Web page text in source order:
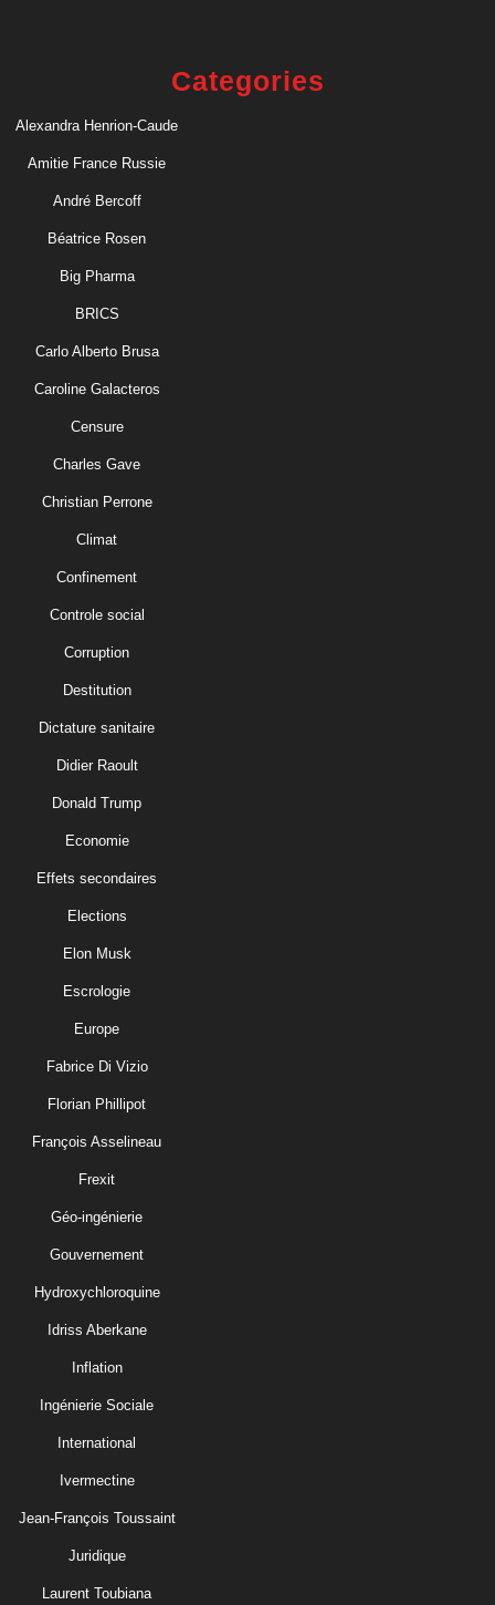
Categories
Alexandra Henrion-Caude
Amitie France Russie
André Bercoff
Béatrice Rosen
Big Pharma
BRICS
Carlo Alberto Brusa
Caroline Galacteros
Censure
Charles Gave
Christian Perrone
Climat
Confinement
Controle social
Corruption
Destitution
Dictature sanitaire
Didier Raoult
Donald Trump
Economie
Effets secondaires
Elections
Elon Musk
Escrologie
Europe
Fabrice Di Vizio
Florian Phillipot
François Asselineau
Frexit
Géo-ingénierie
Gouvernement
Hydroxychloroquine
Idriss Aberkane
Inflation
Ingénierie Sociale
International
Ivermectine
Jean-François Toussaint
Juridique
Laurent Toubiana